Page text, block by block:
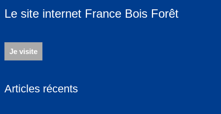
Le site internet France Bois Forêt
Je visite
Articles récents